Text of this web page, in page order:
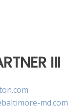
III
md.com